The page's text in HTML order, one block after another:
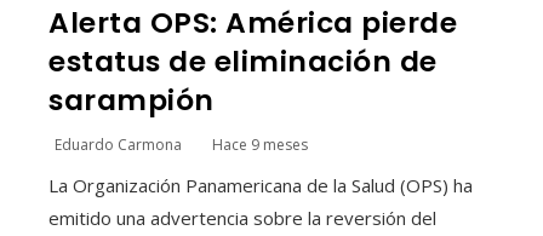
Alerta OPS: América pierde
estatus de eliminación de
sarampión
Eduardo Carmona Hace 9 meses
La Organización Panamericana de la Salud (OPS) ha
emitido una advertencia sobre la reversión del